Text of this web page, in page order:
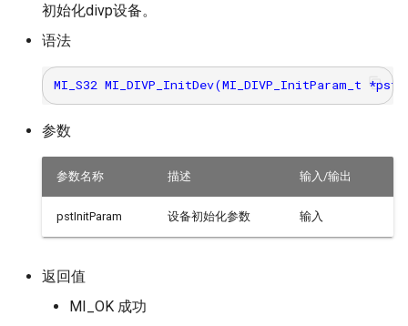
初始化divp设备。
语法
参数
参数名称 描述 输入/输出
pstInitParam 设备初始化参数 输入
返回值
MI_OK 成功